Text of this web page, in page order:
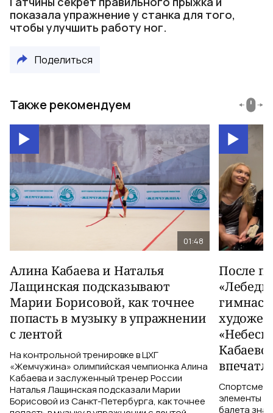
показала упражнение у станка для того,
чтобы улучшить работу ног.
Поделиться
Также рекомендуем
01:48
Алина Кабаева и Наталья
Лащинская подсказывают
Марии Борисовой, как точнее
попасть в музыку в упражнении
с лентой
На контрольной тренировке в ЦХГ
«Жемчужина» олимпийская чемпионка Алина
Кабаева и заслуженный тренер России
Наталья Лащинская подсказали Марии
Борисовой из Санкт-Петербурга, как точнее
После
элементы
балета